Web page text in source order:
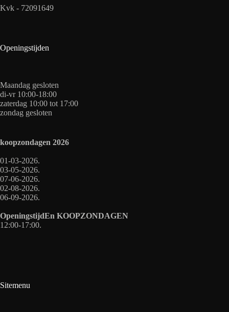
Kvk - 72091649
Openingstijden
Maandag gesloten
di-vr 10:00-18:00
zaterdag 10:00 tot 17:00
zondag gesloten
koopzondagen 2026
01-03-2026.
03-05-2026.
07-06-2026.
02-08-2026.
06-09-2026.
OpeningstijdEn KOOPZONDAGEN
12:00-17:00.
Sitemenu